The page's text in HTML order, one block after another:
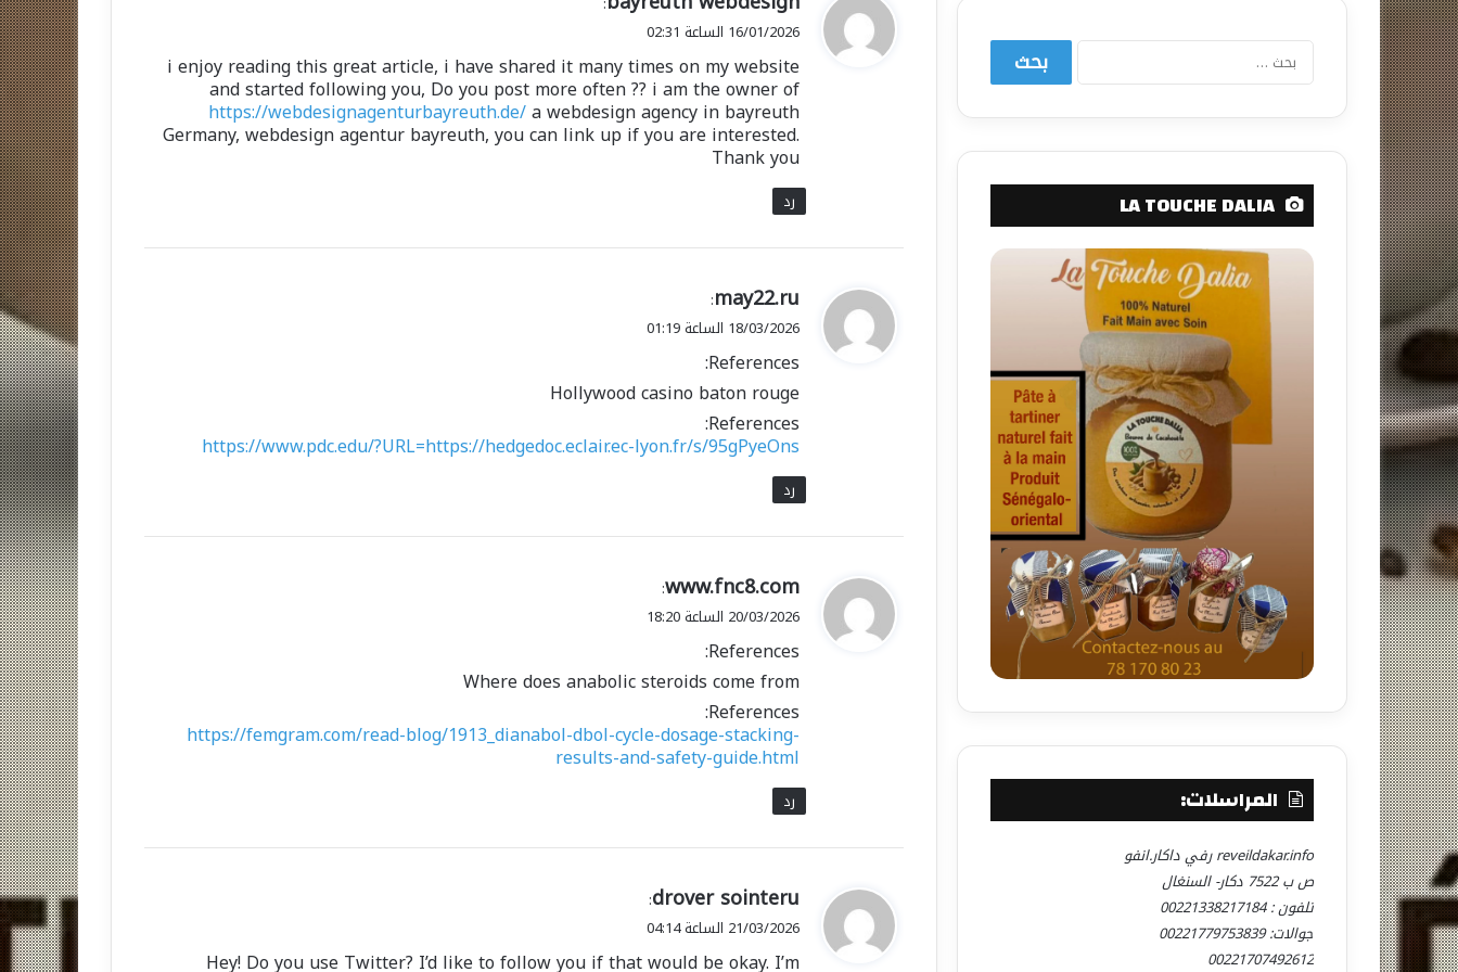
ق
ل
16/01/2026 الساعة 02:31
i enjoy reading this great article, i have shared it many times on my website
and started following you, Do you post more often ?? i am the owner of
https://webdesignagenturbayreuth.de/a webdesign agency in bayreuth
Germany, webdesign agentur bayreuth, you can link up if you are interested.
Thank you
رد
ي
ق
ل
may22.ru
:
18/03/2026 الساعة 01:19
References:
Hollywood casino baton rouge
References:
https://www.pdc.edu/?URL=https://hedgedoc.eclair.ec-lyon.fr/s/95gPyeOns
رد
ي
ق
ل
www.fnc8.com
:
20/03/2026 الساعة 18:20
References:
Where does anabolic steroids come from
References:
https://femgram.com/read-blog/1913_dianabol-dbol-cycle-dosage-stacking-
results-and-safety-guide.html
رد
ي
ق
drover sointeru
:
21/03/2026 الساعة 04:14
Hey! Do you use Twitter? I’d like to follow you if that would be okay. I’m
البحث
LA TOUCHE DALIA
المراسلات:
reveildakar.info رفي داكار.انفو
ص ب 7522 دكار- السنغال
تلفون : 00221338217184
جوالات: 00221779753839
00221707492612